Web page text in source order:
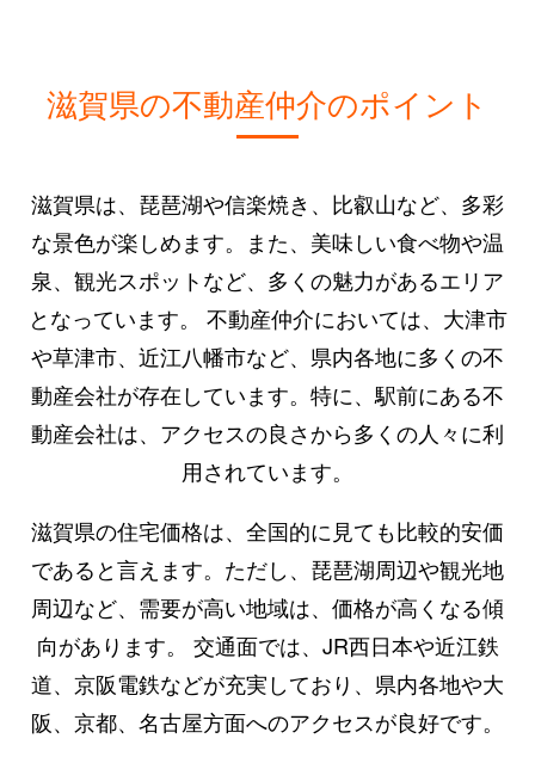
滋賀県の不動産仲介のポイント
滋賀県は、琵琶湖や信楽焼き、比叡山など、多彩
な景色が楽しめます。また、美味しい食べ物や温
泉、観光スポットなど、多くの魅力があるエリア
となっています。 不動産仲介においては、大津市
や草津市、近江八幡市など、県内各地に多くの不
動産会社が存在しています。特に、駅前にある不
動産会社は、アクセスの良さから多くの人々に利
用されています。
滋賀県の住宅価格は、全国的に見ても比較的安価
であると言えます。ただし、琵琶湖周辺や観光地
周辺など、需要が高い地域は、価格が高くなる傾
向があります。 交通面では、JR西日本や近江鉄
道、京阪電鉄などが充実しており、県内各地や大
阪、京都、名古屋方面へのアクセスが良好です。